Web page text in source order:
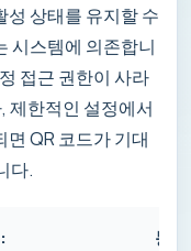
성 상태를 유지할 수
시스템에 의존합니
접근 권한이 사라
제한적인 설정에서
QR 코드가 기대
다.
동